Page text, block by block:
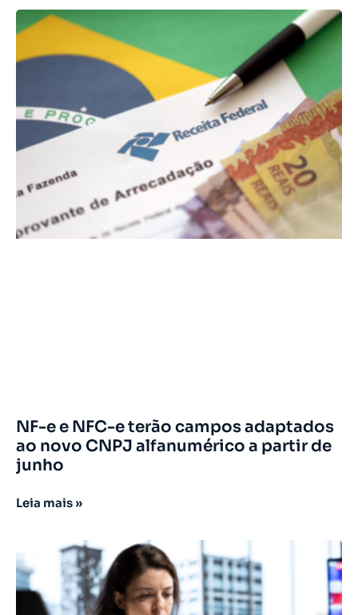
NF-e e NFC-e terão campos adaptados
ao novo CNPJ alfanumérico a partir de
junho
Leia mais »